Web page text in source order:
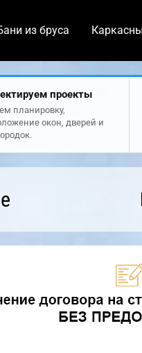
из бруса
проекты
планировку,
окон, дверей и